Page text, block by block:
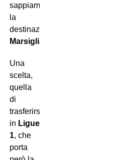
sappiamo,
la
destinazione
Marsiglia
Una
scelta,
quella
di
trasferirsi
in Ligue
1, che
porta